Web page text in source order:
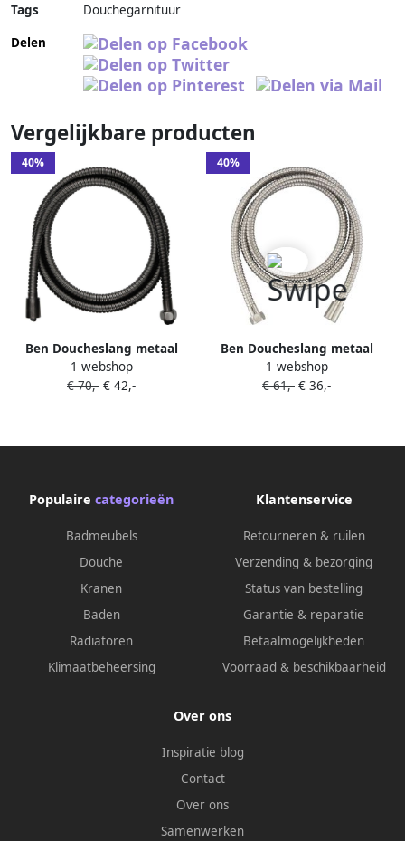
Tags
Douchegarnituur
Delen
Vergelijkbare producten
40%
Ben Doucheslang metaal
175cm Geborsteld Zwart
1 webshop
€ 70,- € 42,-
40%
Ben Doucheslang metaal
175cm Geborsteld Nickel
1 webshop
€ 61,- € 36,-
Populaire categorieën
Badmeubels
Douche
Kranen
Baden
Radiatoren
Klimaatbeheersing
Klantenservice
Retourneren & ruilen
Verzending & bezorging
Status van bestelling
Garantie & reparatie
Betaalmogelijkheden
Voorraad & beschikbaarheid
Over ons
Inspiratie blog
Contact
Over ons
Samenwerken